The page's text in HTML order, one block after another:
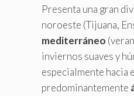
Presenta una gran
noroeste (Tijuana,
mediterráneo
inviernos suaves y
especialmente hacia
predominantemente